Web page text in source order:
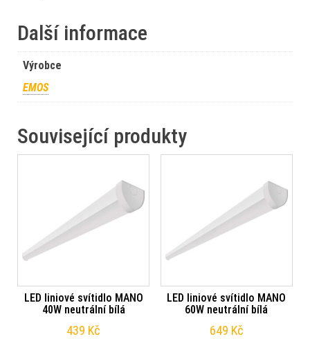
Další informace
Výrobce
EMOS
Související produkty
LED liniové svítidlo MANO
40W neutrální bílá
439 Kč
LED liniové svítidlo MANO
60W neutrální bílá
649 Kč